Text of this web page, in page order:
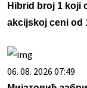
Hibrid broj 1 koji
akcijskoj ceni od
06. 08. 2026 07:49